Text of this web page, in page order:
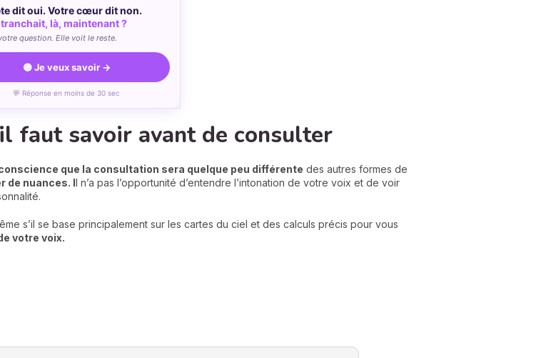
dit oui. Votre cœur dit non.
là, maintenant ?
question. Elle voit le reste.
🟣 Je veux savoir →
💬 Réponse en moins de 30 sec
faut savoir avant de consulter
que la consultation sera quelque peu différente des autres formes de
de nuances. Il n’a pas l’opportunité d’entendre l’intonation de votre voix et de voir
s’il se base principalement sur les cartes du ciel et des calculs précis pour vous
votre voix.